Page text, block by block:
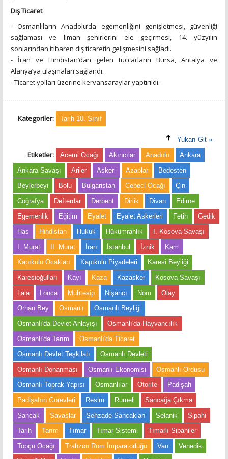
Dış Ticaret
- Osmanlıların Anadolu’da egemenliğini genişletmesi, güvenliği
sağlaması ve liman şehirlerini ele geçirmesi, 14. yüzyılın
sonlarından itibaren dış ticaretin gelişmesini sağladı.
- İran ve Hindistan’dan gelen tüccarların Bursa, Antalya ve
Alanya’ya ulaşmaları sağlandı.
- Ticaret yolları üzerine kervansaraylar yaptırıldı.
Kategoriler: Tarih 10. Sınıf
Yukarı Git »
Etiketler: Acemi Ocağı Akıncılar Anadolu
Ankara
Ankara Savaşı
Ariler Askeri Azaplar
Bedesten
Beylerbeyi
Bolu Bulgaristan Cebeci Ocağı
Çin
Coğrafya
Defterdar Derbent Dirlik Divan
Edirne
Egemenlik
Eğitim Eyalet Eyalet Askerleri Fetih
Gedik
Has
Hindistan Hukuk Hükümranlık
I. Kosova Savaşı
I. Murat
II. Murat İran İstanbul İznik
Kam
Kapıkulu Ocakları
Kapıkulu Piyadeleri
Karesi Beyliği
Karesioğulları
Kayı Kaza Kazasker
Kosova Savaşı
Lala
Lonca Muhtesip Nişancı Nom
Olay
Orhan Bey
Osmanlı
Osmanlı Beyliği
Osmanlı'da Devlet Anlayışı
Osmanlı'da Hayvancılık
Osmanlı'da Tarım
Osmanlı'da Ticaret
Osmanlı Devlet Teşkilatı
Osmanlı Devleti
Osmanlı Donanması
Osmanlı Ekonomisi
Osmanlı Ordusu
Osmanlı Toprak Yapısı
Osmanlılar Otorite
Padişah
Padişahın Görevleri
Resim Rumeli
Sancağa Çıkma
Sancak
Savaşlar Şehzade Sancakları Selanik
Sipahi
Tarih
Tarım Tımar Tımar Sistemi
Tımarlı Sipahiler
Topçu Ocağı
Trabzon Rum İmparatorluğu Van
Venedik